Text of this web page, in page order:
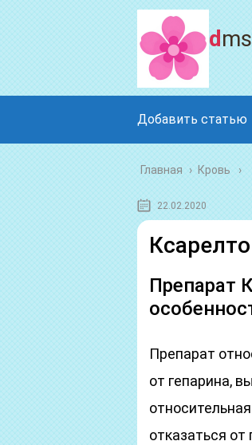
Добавить статью
Главная › Кровь
22.02.2020
Препарат
Препарат
от гепарина,
отказаться